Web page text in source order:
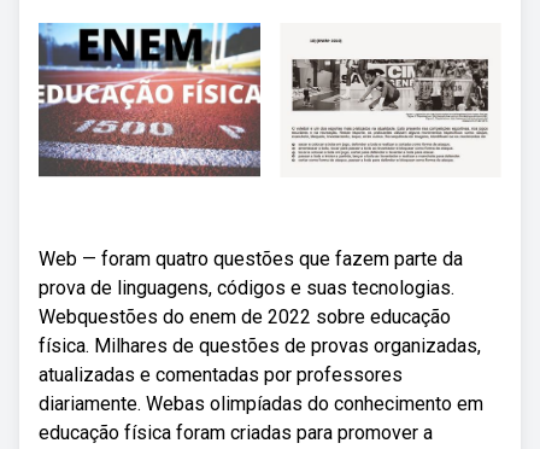
Web — foram quatro questões que fazem parte da
prova de linguagens, códigos e suas tecnologias.
Webquestões do enem de 2022 sobre educação
física. Milhares de questões de provas organizadas,
atualizadas e comentadas por professores
diariamente. Webas olimpíadas do conhecimento em
educação física foram criadas para promover a